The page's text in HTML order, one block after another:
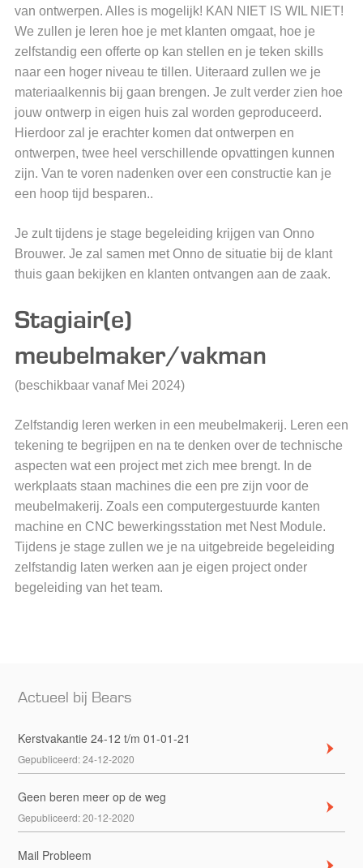
van ontwerpen. Alles is mogelijk! KAN NIET IS WIL NIET!
We zullen je leren hoe je met klanten omgaat, hoe je
zelfstandig een offerte op kan stellen en je teken skills
naar een hoger niveau te tillen. Uiteraard zullen we je
materiaalkennis bij gaan brengen. Je zult verder zien hoe
jouw ontwerp in eigen huis zal worden geproduceerd.
Hierdoor zal je erachter komen dat ontwerpen en
ontwerpen, twee heel verschillende opvattingen kunnen
zijn. Van te voren nadenken over een constructie kan je
een hoop tijd besparen..
Je zult tijdens je stage begeleiding krijgen van Onno
Brouwer. Je zal samen met Onno de situatie bij de klant
thuis gaan bekijken en klanten ontvangen aan de zaak.
Stagiair(e)
meubelmaker/vakman
(beschikbaar vanaf Mei 2024)
Zelfstandig leren werken in een meubelmakerij. Leren een
tekening te begrijpen en na te denken over de technische
aspecten wat een project met zich mee brengt. In de
werkplaats staan machines die een pre zijn voor de
meubelmakerij. Zoals een computergestuurde kanten
machine en CNC bewerkingsstation met Nest Module.
Tijdens je stage zullen we je na uitgebreide begeleiding
zelfstandig laten werken aan je eigen project onder
begeleiding van het team.
Actueel bij Bears
Kerstvakantie 24-12 t/m 01-01-21
Gepubliceerd:24-12-2020
Geen beren meer op de weg
Gepubliceerd:20-12-2020
Mail Probleem